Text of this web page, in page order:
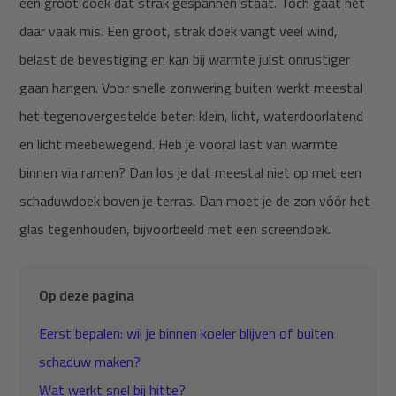
daar vaak mis. Een groot, strak doek vangt veel wind,
belast de bevestiging en kan bij warmte juist onrustiger
gaan hangen. Voor snelle zonwering buiten werkt meestal
het tegenovergestelde beter: klein, licht, waterdoorlatend
en licht meebewegend. Heb je vooral last van warmte
binnen via ramen? Dan los je dat meestal niet op met een
schaduwdoek boven je terras. Dan moet je de zon vóór het
glas tegenhouden, bijvoorbeeld met een screendoek.
Op deze pagina
Eerst bepalen: wil je binnen koeler blijven of buiten
schaduw maken?
Wat werkt snel bij hitte?